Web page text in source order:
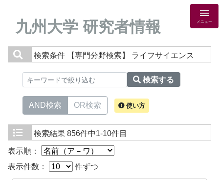
九州大学 研究者情報 メニュー
検索条件 【専門分野検索】 ライフサイエンス
検索する
AND検索 OR検索 使い方
検索結果 856件中1-10件目
表示順：
表示件数：
件ずつ